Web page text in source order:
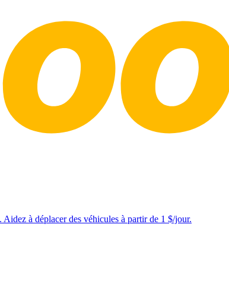
à déplacer des véhicules à partir de 1 $/jour.